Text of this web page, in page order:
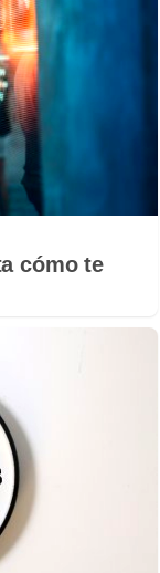
cómo te